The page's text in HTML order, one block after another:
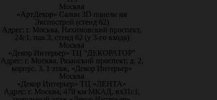
Москва
«АртДекор» Салон 3D панели на
Экспострой (стенд 62)
Адрес: г. Москва, Нахимовский проспект,
24с1, пав.3, стенд 62 (у 3-го входа)
Москва
«Декор Интерьер» ТЦ "ДЕКОРАТОР"
Адрес: г. Москва, Рязанский проспект, д. 2,
корпус. 3, 1 этаж, «Декор Интерьер»
Москва
«Декор Интерьер» ТЦ «ЛЕНТА»
Адрес: г. Москва, 47й км МКАД, вл31с1,